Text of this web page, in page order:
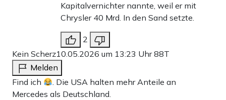
Kapitalvernichter nannte, weil er mit
Chrysler 40 Mrd. In den Sand setzte.
2
Kein Scherz10.05.2026 um 13:23 Uhr88T
Melden
Find ich
. Die USA halten mehr Anteile an
Mercedes als Deutschland.